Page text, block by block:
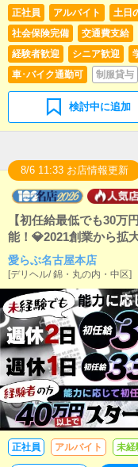
正社員 アルバイト 土日
社会保険完備
交通費支給
経験者歓迎
シニア歓迎
車･バイク通勤可
制服貸与
検討中に追加
8/6 11:33 お店情報更新
【初任給最低でも30万
能！💎2021創業から拡
「1年で20店舗展開」の
感じたら全ベット！
愛らぶ名古屋本店
[デリヘル/錦・丸の内・中区]
正社員 アルバイト 未経